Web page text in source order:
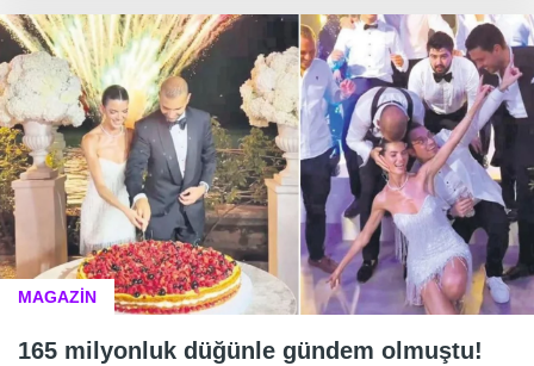
MAGAZİN
165 milyonluk düğünle gündem olmuştu!